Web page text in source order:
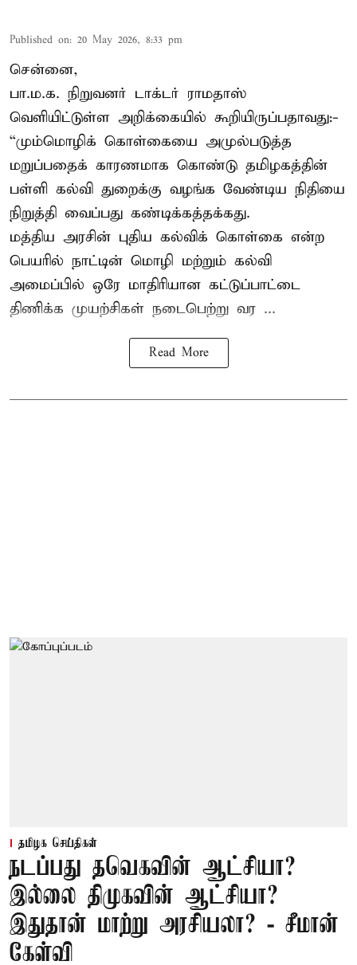
Published on: 20 May 2026, 8:33 pm
சென்னை,
பா.ம.க. நிறுவனர் டாக்டர் ராமதாஸ்
வெளியிட்டுள்ள அறிக்கையில் கூறியிருப்பதாவது:-
“மும்மொழிக் கொள்கையை அமுல்படுத்த
மறுப்பதைக் காரணமாக கொண்டு தமிழகத்தின்
பள்ளி கல்வி துறைக்கு வழங்க வேண்டிய நிதியை
நிறுத்தி வைப்பது கண்டிக்கத்தக்கது.
மத்திய அரசின் புதிய கல்விக் கொள்கை என்ற
பெயரில் நாட்டின் மொழி மற்றும் கல்வி
அமைப்பில் ஒரே மாதிரியான கட்டுப்பாட்டை
திணிக்க முயற்சிகள் நடைபெற்று வர ...
Read More
தமிழக செய்திகள்
நடப்பது தவெகவின் ஆட்சியா?
இல்லை திமுகவின் ஆட்சியா?
இதுதான் மாற்று அரசியலா? - சீமான்
கேள்வி